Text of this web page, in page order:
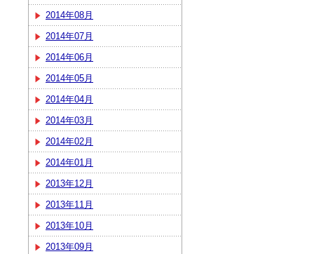
2014年08月
2014年07月
2014年06月
2014年05月
2014年04月
2014年03月
2014年02月
2014年01月
2013年12月
2013年11月
2013年10月
2013年09月